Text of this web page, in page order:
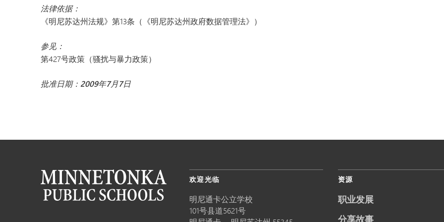
法律依据：
《明尼苏达州法规》第13条（《明尼苏达州政府数据管理法》）
参见：
第427号政策（骚扰与暴力政策）
批准日期：2009年7月7日
欢迎光临
明尼通卡公立学校
101号县道5621号
资源
职业发展
分享故事